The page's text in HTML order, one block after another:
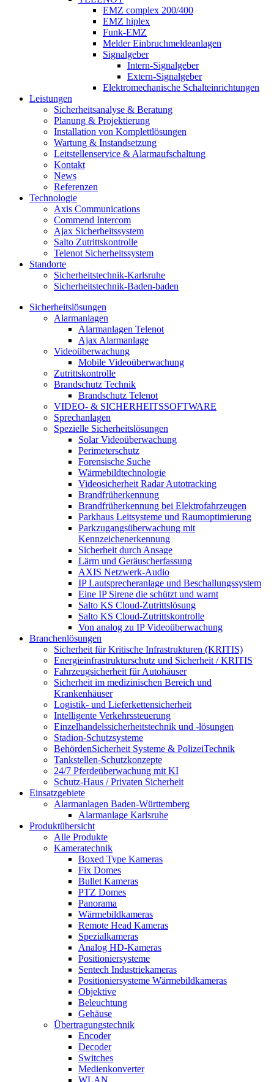
EMZ complex 200/400
EMZ hiplex
Funk-EMZ
Melder Einbruchmeldeanlagen
Signalgeber
Intern-Signalgeber
Extern-Signalgeber
Elektromechanische Schalteinrichtungen
Leistungen
Sicherheitsanalyse & Beratung
Planung & Projektierung​
Installation von Komplettlösungen
Wartung & Instandsetzung
Leitstellenservice & Alarmaufschaltung
Kontakt
News
Referenzen
Technologie
Axis Communications
Commend Intercom
Ajax Sicherheitssystem​
Salto Zutrittskontrolle
Telenot Sicherheitssystem
Standorte
Sicherheitstechnik-Karlsruhe
Sicherheitstechnik-Baden-baden
Sicherheitslösungen
Alarmanlagen
Alarmanlagen Telenot
Ajax Alarmanlage
Videoüberwachung
Mobile Videoüberwachung
Zutrittskontrolle
Brandschutz Technik
Brandschutz Telenot
VIDEO- & SICHERHEITSSOFTWARE
Sprechanlagen
Spezielle Sicherheitslösungen
Solar Videoüberwachung
Perimeterschutz
Forensische Suche
Wärmebildtechnologie
Videosicherheit Radar Autotracking​
Brandfrüherkennung
Brandfrüherkennung bei Elektrofahrzeugen
Parkhaus Leitsysteme und Raumoptimierung
Parkzugangsüberwachung mit
Kennzeichenerkennung
Sicherheit durch Ansage
Lärm und Geräuscherfassung
AXIS Netzwerk-Audio
IP Lautsprecheranlage und Beschallungssystem
Eine IP Sirene die schützt und warnt
Salto KS Cloud-Zutrittslösung
Salto KS Cloud-Zutrittskontrolle
Von analog zu IP Videoüberwachung
Branchenlösungen
Sicherheit für Kritische Infrastrukturen (KRITIS)
Energieinfrastrukturschutz und Sicherheit / KRITIS
Fahrzeugsicherheit für Autohäuser
Sicherheit im medizinischen Bereich und
Krankenhäuser
Logistik- und Lieferkettensicherheit
Intelligente Verkehrssteuerung
Einzelhandelssicherheitstechnik und -lösungen
Stadion-Schutzsysteme
BehördenSicherheit Systeme & PolizeiTechnik
Tankstellen-Schutzkonzepte​
24/7 Pferdeüberwachung mit KI
Schutz-Haus / Privaten Sicherheit
Einsatzgebiete
Alarmanlagen Baden-Württemberg
Alarmanlage Karlsruhe
Produktübersicht
Alle Produkte
Kameratechnik
Boxed Type Kameras
Fix Domes
Bullet Kameras
PTZ Domes
Panorama
Wärmebildkameras
Remote Head Kameras
Spezialkameras
Analog HD-Kameras
Positioniersysteme
Sentech Industriekameras
Positioniersysteme Wärmebildkameras
Objektive
Beleuchtung
Gehäuse
Übertragungstechnik
Encoder
Decoder
Switches
Medienkonverter
WLAN